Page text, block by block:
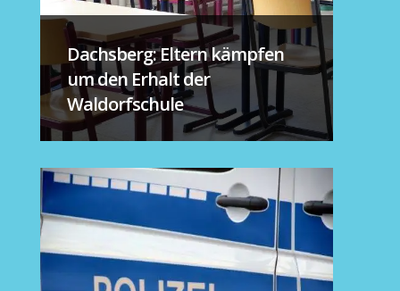
Dachsberg: Eltern kämpfen
um den Erhalt der
Waldorfschule